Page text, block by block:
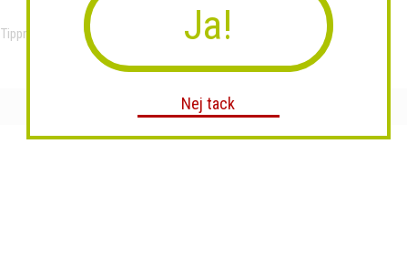
Tippmann 98 Platinum Series... MTL plock ishockey
Ja!
Nej tack